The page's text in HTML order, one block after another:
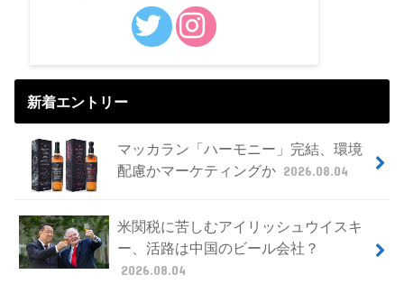
新着エントリー
マッカラン「ハーモニー」完結、環境
配慮かマーケティングか 2026.08.04
米関税に苦しむアイリッシュウイスキ
ー、活路は中国のビール会社？
2026.08.04